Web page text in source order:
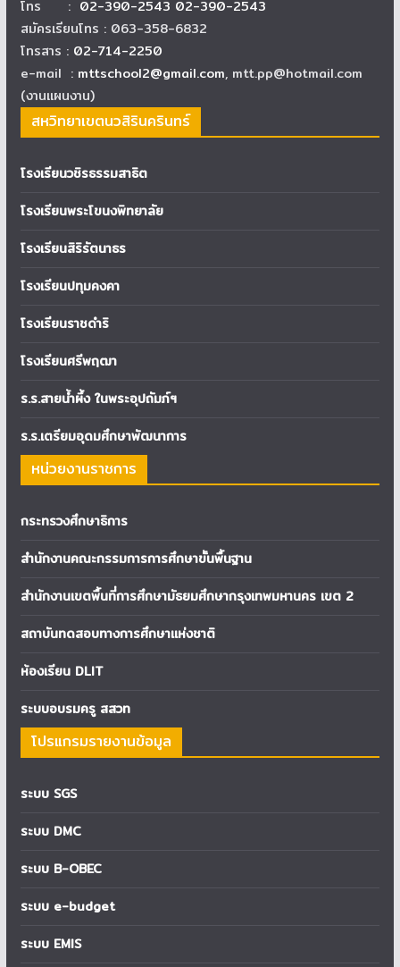
โทร : 02-390-2543 02-390-2543
สมัครเรียนโทร : 063-358-6832
โทรสาร : 02-714-2250
e-mail : mttschool2@gmail.com, mtt.pp@hotmail.com
(งานแผนงาน)
สหวิทยาเขตนวสิรินครินทร์
โรงเรียนวชิรธรรมสาธิต
โรงเรียนพระโขนงพิทยาลัย
โรงเรียนสิริรัตนาธร
โรงเรียนปทุมคงคา
โรงเรียนราชดำริ
โรงเรียนศรีพฤฒา
ร.ร.สายน้ำผึ้ง ในพระอุปถัมภ์ฯ
ร.ร.เตรียมอุดมศึกษาพัฒนาการ
หน่วยงานราชการ
กระทรวงศึกษาธิการ
สำนักงานคณะกรรมการการศึกษาขั้นพื้นฐาน
สำนักงานเขตพื้นที่การศึกษามัธยมศึกษากรุงเทพมหานคร เขต 2
สถาบันทดสอบทางการศึกษาแห่งชาติ
ห้องเรียน DLIT
ระบบอบรมครู สสวท
โปรแกรมรายงานข้อมูล
ระบบ SGS
ระบบ DMC
ระบบ B-OBEC
ระบบ e-budget
ระบบ EMIS